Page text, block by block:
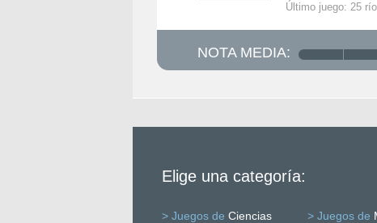
Último juego: 25
NOTA MEDIA:
Elige una categoría:
> Juegos de Ciencias > Juegos de